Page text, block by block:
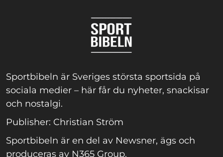
Sportbibeln är Sveriges största sportsida på
sociala medier – här får du nyheter, snackisar
och nostalgi.
Publisher: Christian Ström
Sportbibeln är en del av Newsner, ägs och
produceras av N365 Group.